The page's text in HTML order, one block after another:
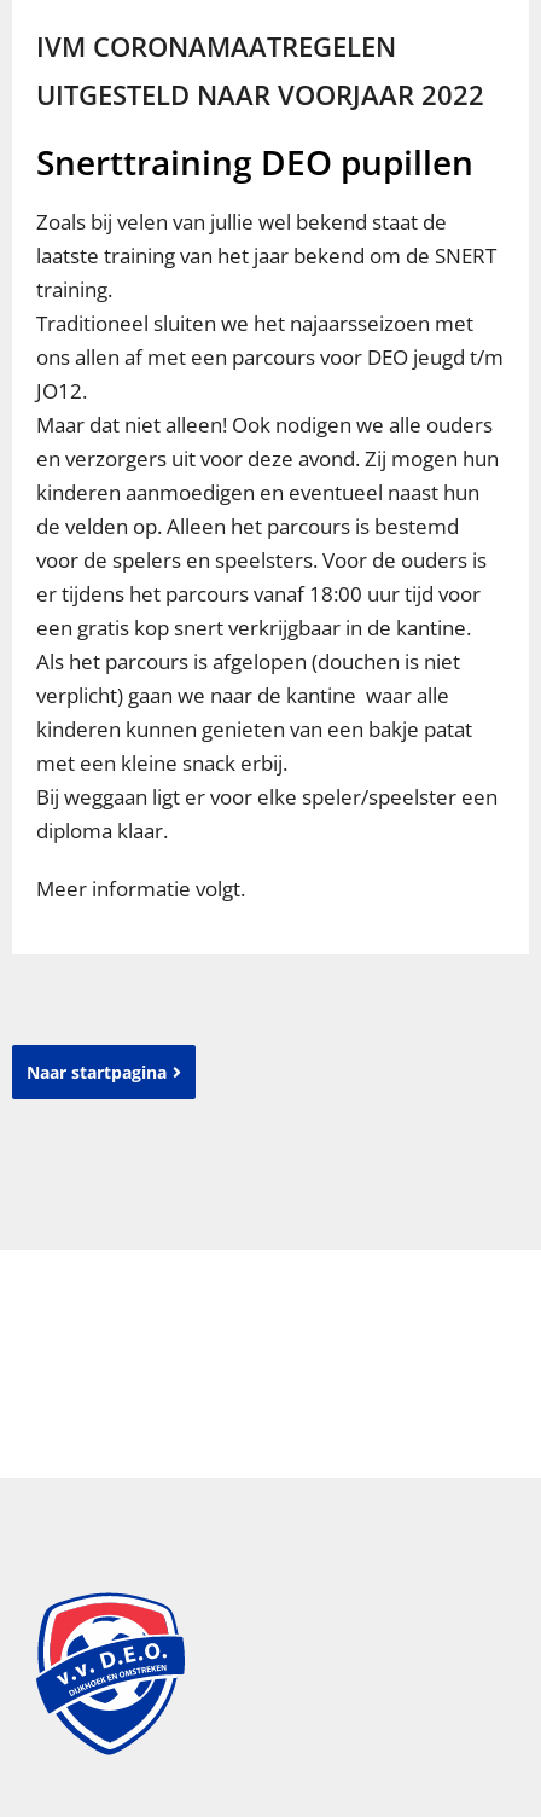
IVM CORONAMAATREGELEN
UITGESTELD NAAR VOORJAAR 2022
Snerttraining DEO pupillen
Zoals bij velen van jullie wel bekend staat de
laatste training van het jaar bekend om de SNERT
training.
Traditioneel sluiten we het najaarsseizoen met
ons allen af met een parcours voor DEO jeugd t/m
JO12.
Maar dat niet alleen! Ook nodigen we alle ouders
en verzorgers uit voor deze avond. Zij mogen hun
kinderen aanmoedigen en eventueel naast hun
de velden op. Alleen het parcours is bestemd
voor de spelers en speelsters. Voor de ouders is
er tijdens het parcours vanaf 18:00 uur tijd voor
een gratis kop snert verkrijgbaar in de kantine.
Als het parcours is afgelopen (douchen is niet
verplicht) gaan we naar de kantine waar alle
kinderen kunnen genieten van een bakje patat
met een kleine snack erbij.
Bij weggaan ligt er voor elke speler/speelster een
diploma klaar.
Meer informatie volgt.
Naar startpagina